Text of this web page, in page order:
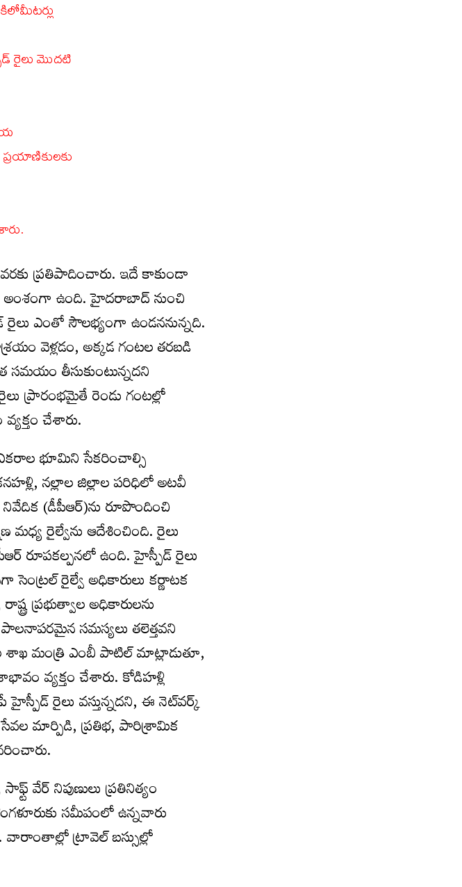
రైలు మొదటి
ప్రతిపాదించారు. ఇదే కాకుండా
అంశంగా ఉంది. హైదరాబాద్ నుంచి
ఎంతో సౌలభ్యంగా ఉండననున్నది.
వెళ్లడం, అక్కడ గంటల తరబడి
తీసుకుంటున్నదని
ప్రారంభమైతే రెండు గంటల్లో
చేశారు.
ఎకరాల భూమిని సేకరించాల్సి
నల్లాల జిల్లాల పరిధిలో అటవీ
(డీపీఆర్)ను రూపొందించి
రైల్వేను ఆదేశించింది. రైలు
రూపకల్పనలో ఉంది. హైస్పీడ్ రైలు
రైల్వే అధికారులు కర్ణాటక
ప్రభుత్వాల అధికారులను
సమస్యలు తలెత్తవని
శాఖ మంత్రి ఎంబీ పాటిల్ మాట్లాడుతూ,
వ్యక్తం చేశారు. కోడిహళ్లి
రైలు వస్తున్నదని, ఈ నెట్‌వర్క్‌
మార్పిడి, ప్రతిభ, పారిశ్రామిక
వేర్ నిపుణులు ప్రతినిత్యం
సమీపంలో ఉన్నవారు
వారాంతాల్లో ట్రావెల్ బస్సుల్లో